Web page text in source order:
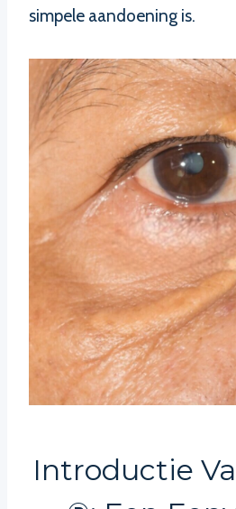
simpele aandoening is.
Introductie